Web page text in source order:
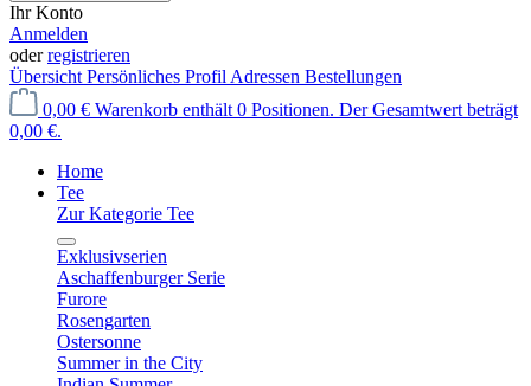
Ihr Konto
Anmelden
oderregistrieren
Übersicht Persönliches Profil Adressen Bestellungen
0,00 € Warenkorb enthält 0 Positionen. Der Gesamtwert beträgt
0,00 €.
Home
Tee
Zur Kategorie Tee
Exklusivserien
Aschaffenburger Serie
Furore
Rosengarten
Ostersonne
Summer in the City